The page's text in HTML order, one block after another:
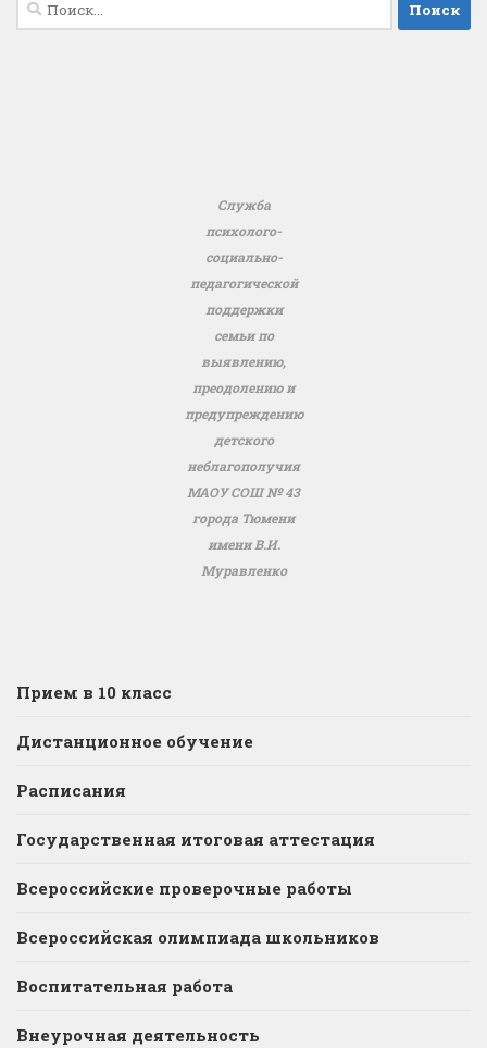
Служба
психолого-
социально-
педагогической
поддержки
семьи по
выявлению,
преодолению и
предупреждению
детского
неблагополучия
МАОУ СОШ № 43
города Тюмени
имени В.И.
Муравленко
Прием в 10 класс
Дистанционное обучение
Расписания
Государственная итоговая аттестация
Всероссийские проверочные работы
Всероссийская олимпиада школьников
Воспитательная работа
Внеурочная деятельность